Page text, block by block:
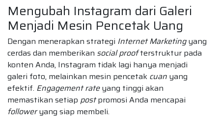
Mengubah Instagram dari Galeri
Menjadi Mesin Pencetak Uang
Dengan menerapkan strategi Internet Marketingyang
cerdas dan memberikan social proofterstruktur pada
konten Anda, Instagram tidak lagi hanya menjadi
galeri foto, melainkan mesin pencetak cuan yang
efektif. Engagement rateyang tinggi akan
memastikan setiap postpromosi Anda mencapai
followeryang siap membeli.